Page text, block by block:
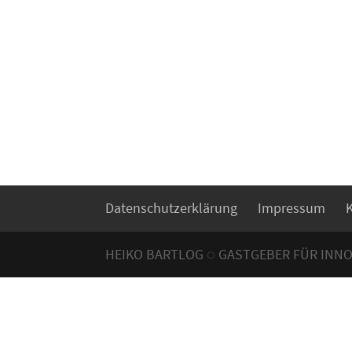
Datenschutzerklärung Impressum
HEIKO BARTLOG ◌ GASTGEBER FÜR